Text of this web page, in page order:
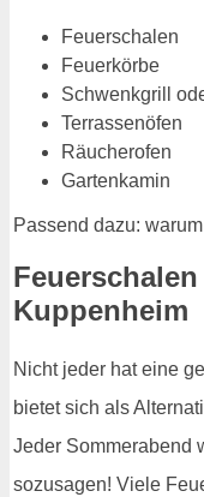
Feuerschalen
Feuerkörbe
Schwenkgrill
Terrassenöfen
Räucherofen
Gartenkamin
Passend dazu:
Kuppenheim
Nicht jeder hat eine
bietet sich als
Jeder Sommerabend
sozusagen! Viele